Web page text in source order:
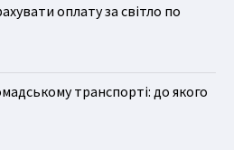
оплату за світло по
транспорті: до якого